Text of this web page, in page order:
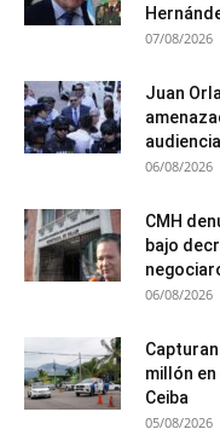
07/08/2026
Juan
06/08/2026
CMH
bajo
06/08/2026
millón
Ceiba
05/08/2026